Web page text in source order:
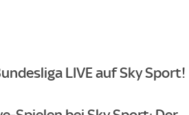
LIVE auf Sky Sport!